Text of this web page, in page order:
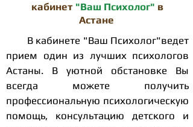
кабинет "Ваш Психолог" в
Астане
В кабинете "Ваш Психолог"ведет
прием один из лучших психологов
Астаны. В уютной обстановке Вы
всегда можете получить
профессиональную психологическую
помощь, консультацию детского и